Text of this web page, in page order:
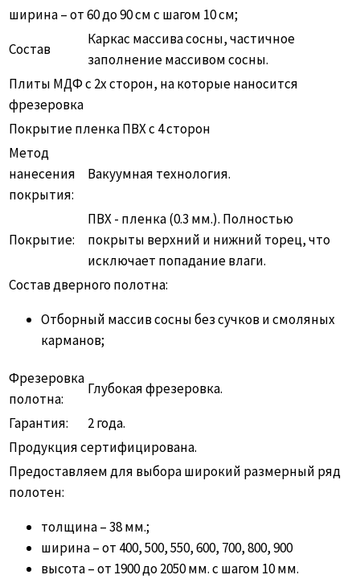
ширина – от 60 до 90 см с шагом 10 см;
Состав
Каркас массива сосны, частичное
заполнение массивом сосны.
Плиты МДФ с 2х сторон, на которые наносится
фрезеровка
Покрытие пленка ПВХ с 4 сторон
Метод
нанесения
покрытия:
Вакуумная технология.
Покрытие:
ПВХ - пленка (0.3 мм.). Полностью
покрыты верхний и нижний торец, что
исключает попадание влаги.
Состав дверного полотна:
Отборный массив сосны без сучков и смоляных
карманов;
Фрезеровка
полотна:
Глубокая фрезеровка.
Гарантия:
2 года.
Продукция сертифицирована.
Предоставляем для выбора широкий размерный ряд
полотен:
толщина – 38 мм.;
ширина – от 400, 500, 550, 600, 700, 800, 900
высота – от 1900 до 2050 мм. с шагом 10 мм.